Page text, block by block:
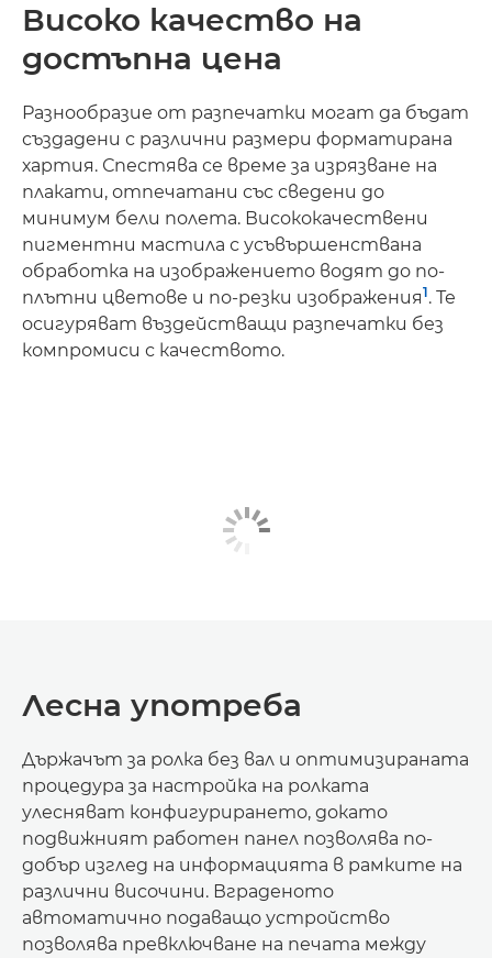
Високо качество на
достъпна цена
Разнообразие от разпечатки могат да бъдат
създадени с различни размери форматирана
хартия. Спестява се време за изрязване на
плакати, отпечатани със сведени до
минимум бели полета. Висококачествени
пигментни мастила с усъвършенствана
обработка на изображението водят до по-
плътни цветове и по-резки изображения1. Те
осигуряват въздействащи разпечатки без
компромиси с качеството.
Лесна употреба
Държачът за ролка без вал и оптимизираната
процедура за настройка на ролката
улесняват конфигурирането, докато
подвижният работен панел позволява по-
добър изглед на информацията в рамките на
различни височини. Вграденото
автоматично подаващо устройство
позволява превключване на печата между